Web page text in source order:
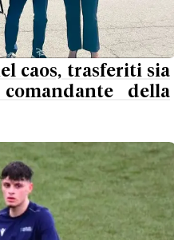
caos, trasferiti sia
della